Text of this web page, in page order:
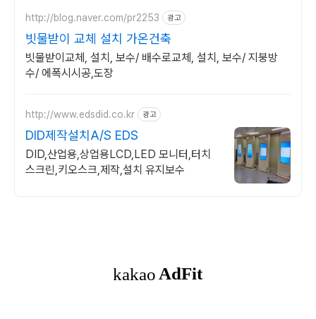
http://blog.naver.com/pr2253 광고
빗물받이 교체 설치 가온건축
빗물받이교체, 설치, 보수/ 배수로교체, 설치, 보수/ 지붕방
수/ 에폭시시공,도장
http://www.edsdid.co.kr 광고
DID제작설치A/S EDS
DID,산업용,상업용LCD,LED 모니터,터치
스크린,키오스크,제작,설치 유지보수